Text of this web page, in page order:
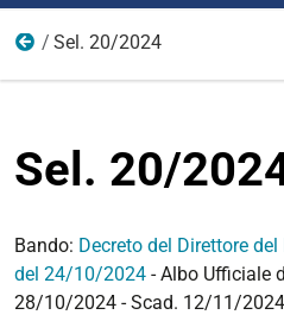
Anno 2024
Sel. 20/2024
Sel. 20/
Bando: Decreto del Direttore
del 24/10/2024 - Albo Ufficiale
28/10/2024 - Scad. 12/11/2024